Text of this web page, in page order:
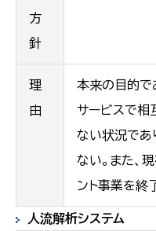
方
針
理
由
本来の目的で
サービスで相
ない状況であ
ない。また、
ント事業を終
人流解析システム